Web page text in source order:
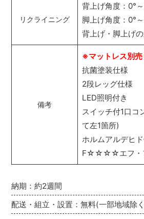
納期：約2週間
配送・組立・設置：無料(一部地域除
リクライニング
背上げ角度：0°
脚上げ角度：0°
背上げ・脚上げ
備考
※マットレス別売
抗菌塗装仕様
2段レッグ仕様
LED照明付き
スイッチ付1口コ
て左1箇所)
ホルムアルデヒ
F☆☆☆☆エフ・